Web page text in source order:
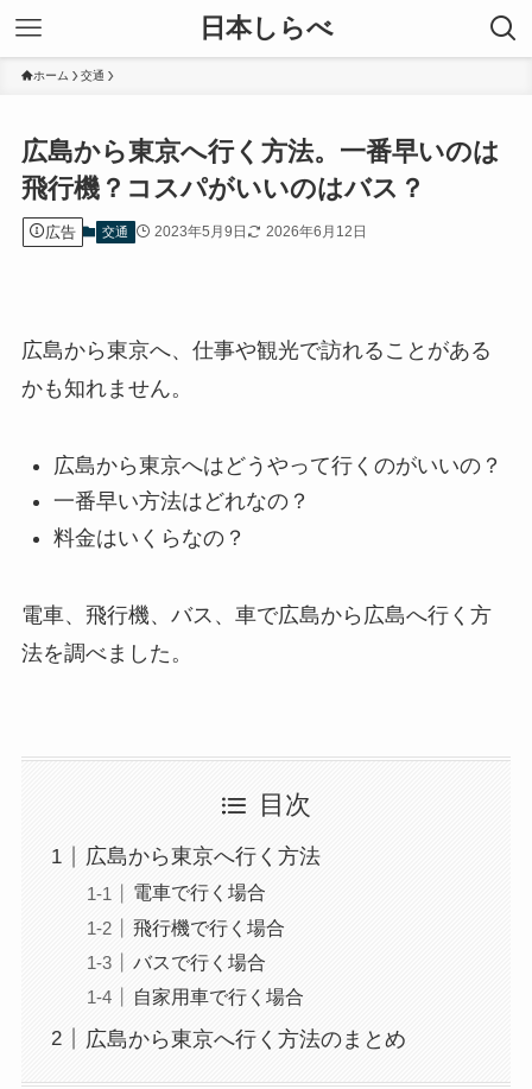
日本しらべ
ホーム 交通
広島から東京へ行く方法。一番早いのは
飛行機？コスパがいいのはバス？
広告 交通 2023年5月9日 2026年6月12日
広島から東京へ、仕事や観光で訪れることがある
かも知れません。
広島から東京へはどうやって行くのがいいの？
一番早い方法はどれなの？
料金はいくらなの？
電車、飛行機、バス、車で広島から広島へ行く方
法を調べました。
目次
広島から東京へ行く方法
電車で行く場合
飛行機で行く場合
バスで行く場合
自家用車で行く場合
広島から東京へ行く方法のまとめ